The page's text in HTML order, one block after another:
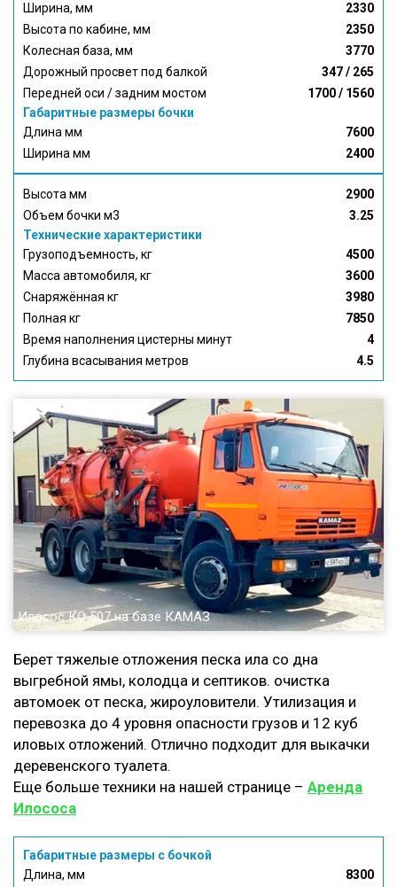
Ширина, мм
2330
Высота по кабине, мм
2350
Колесная база, мм
3770
Дорожный просвет под балкой
347 / 265
Передней оси / задним мостом
1700 / 1560
Габаритные размеры бочки
Длина мм
7600
Ширина мм
2400
Высота мм
2900
Объем бочки м3
3.25
Технические характеристики
Грузоподъемность, кг
4500
Масса автомобиля, кг
3600
Снаряжённая кг
3980
Полная кг
7850
Время наполнения цистерны минут
4
Глубина всасывания метров
4.5
Илосос КО 507 на базе КАМАЗ
Берет тяжелые отложения песка ила со дна
выгребной ямы, колодца и септиков. очистка
автомоек от песка, жироуловители. Утилизация и
перевозка до 4 уровня опасности грузов и 12 куб
иловых отложений. Отлично подходит для выкачки
деревенского туалета.
Еще больше техники на нашей странице – Аренда
Илососа
Габаритные размеры с бочкой
Длина, мм
8300